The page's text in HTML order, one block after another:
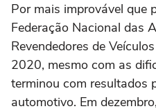
Por mais improvável que
Federação Nacional das
Revendedores de
2020, mesmo com as
terminou com resultados
automotivo. Em